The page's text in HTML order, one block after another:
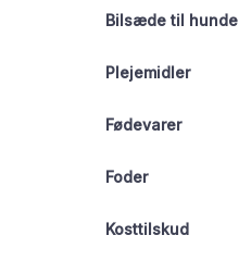
Bilsæde til hunde
Plejemidler
Fødevarer
Foder
Kosttilskud